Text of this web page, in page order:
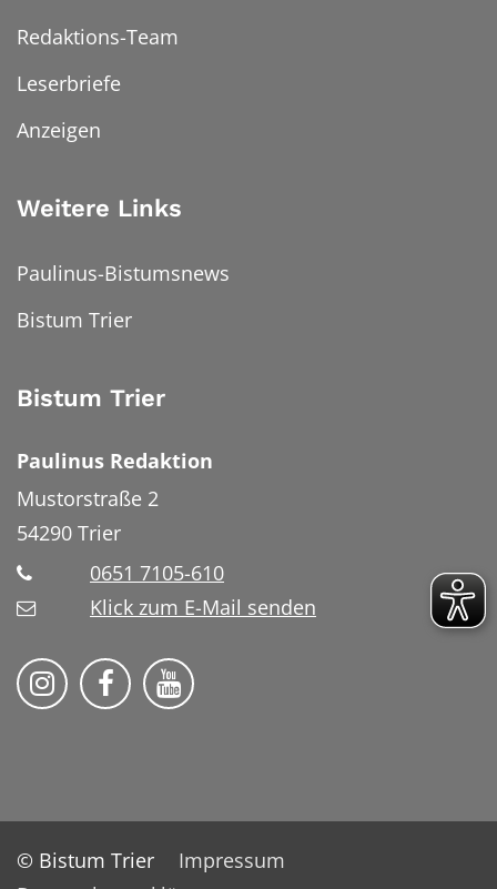
Redaktions-Team
Leserbriefe
Anzeigen
Weitere Links
Paulinus-Bistumsnews
Bistum Trier
Bistum Trier
Paulinus Redaktion
Mustorstraße 2
54290 Trier
0651 7105-610
Klick zum E-Mail senden
Bistum Trier auf Instragram
Bistum Trier auf Facebook
Bistum Trier auf YouTube
© Bistum Trier
Impressum